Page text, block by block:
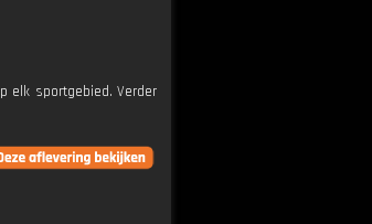
elk sportgebied. Verder